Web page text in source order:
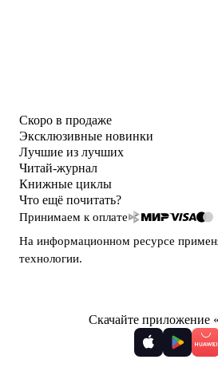
Скоро в продаже
Эксклюзивные новинки
Лучшие из лучших
Читай-журнал
Книжные циклы
Что ещё почитать?
Принимаем к оплате
На информационном ресурсе
технологии.
Скачайте приложение